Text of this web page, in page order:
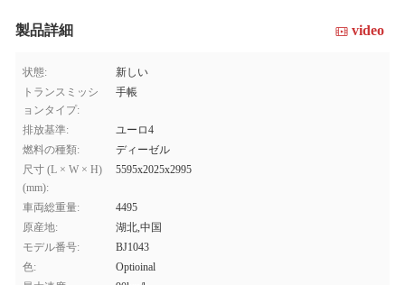
製品詳細 video
状態:
新しい
トランスミッシ
ョンタイプ:
手帳
排放基準:
ユーロ4
燃料の種類:
ディーゼル
尺寸 (L × W × H)
(mm):
5595x2025x2995
車両総重量:
4495
原産地:
湖北,中国
モデル番号:
BJ1043
色:
Optioinal